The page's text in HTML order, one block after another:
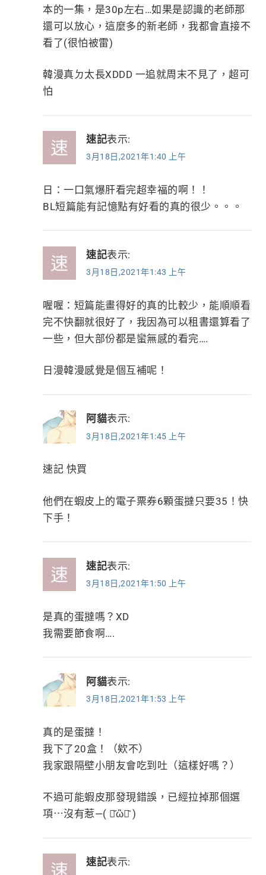
本的一集，是30p左右…如果是認識的老師那
還可以放心，這麼多的新老師，我都會直接不
看了(很怕被雷)
韓漫真ㄉ太長XDDD 一追就周末不見了，超可
怕
速記表示:
3月18日,2021年1:40 上午
日：一口氣爆肝看完超幸福的啊！！
BL短篇能有記憶點有好看的真的很少。。。
速記表示:
3月18日,2021年1:43 上午
喔喔：短篇能畫得好的真的比較少，能順順看
完不快翻就很好了，我因為可以租書還算看了
一些，但大部份都是蠻無感的看完….
日漫韓漫感覺是個互補呢！
阿貓表示:
3月18日,2021年1:45 上午
速記 快買
他們在蝦皮上的電子票券6顆蛋撻只要35！快
下手！
速記表示:
3月18日,2021年1:50 上午
是真的蛋撻嗎？XD
我需要節食啊….
阿貓表示:
3月18日,2021年1:53 上午
真的是蛋撻！
我下了20盒！（欸不）
我家跟隔壁小朋友會吃到吐（這樣好嗎？）
不過可能蝦皮那發現錯誤，已經拉掉那個選
項⋯沒有惹—( ･᷄ὢ･᷅ )
速記表示: